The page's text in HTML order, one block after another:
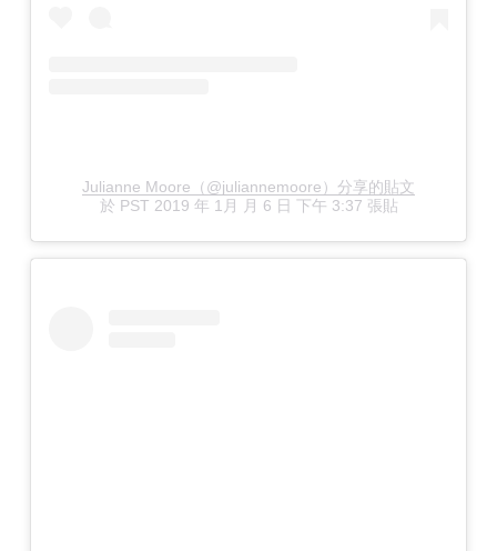
Julianne Moore（@juliannemoore）分享的貼文
於 PST 2019 年 1月 月 6 日 下午 3:37 張貼